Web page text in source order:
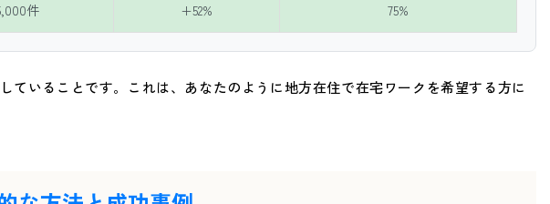
件 +52% 75%
ていることです。これは、あなたのように地方在住で在宅ワークを希望する方に